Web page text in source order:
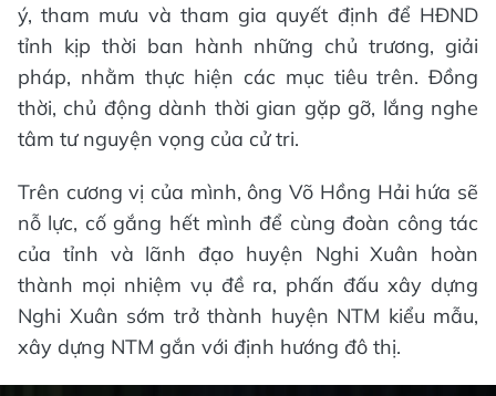
ý, tham mưu và tham gia quyết định để HĐND
tỉnh kịp thời ban hành những chủ trương, giải
pháp, nhằm thực hiện các mục tiêu trên. Đồng
thời, chủ động dành thời gian gặp gỡ, lắng nghe
tâm tư nguyện vọng của cử tri.
Trên cương vị của mình, ông Võ Hồng Hải hứa sẽ
nỗ lực, cố gắng hết mình để cùng đoàn công tác
của tỉnh và lãnh đạo huyện Nghi Xuân hoàn
thành mọi nhiệm vụ đề ra, phấn đấu xây dựng
Nghi Xuân sớm trở thành huyện NTM kiểu mẫu,
xây dựng NTM gắn với định hướng đô thị.